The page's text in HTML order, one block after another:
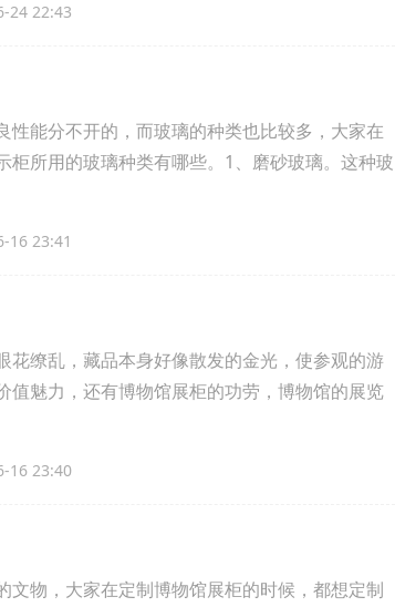
24 22:43
能分不开的，而玻璃的种类也比较多，大家在
所用的玻璃种类有哪些。1、磨砂玻璃。这种玻
16 23:41
缭乱，藏品本身好像散发的金光，使参观的游
魅力，还有博物馆展柜的功劳，博物馆的展览
16 23:40
物，大家在定制博物馆展柜的时候，都想定制